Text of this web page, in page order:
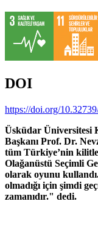
DOI
https://doi.org/
Üsküdar Üniversitesi
Başkanı Prof. Dr.
tüm Türkiye’nin
Olağanüstü Seçimli
olarak oyunu
olmadığı için şimdi
zamanıdır." dedi.